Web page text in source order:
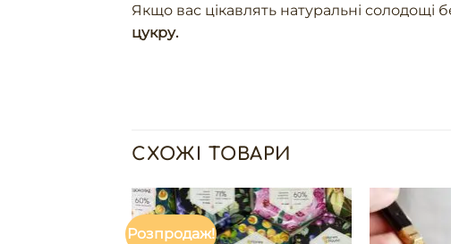
Якщо вас цікавлять натуральні
цукру.
СХОЖІ ТОВАРИ
Розпродаж!